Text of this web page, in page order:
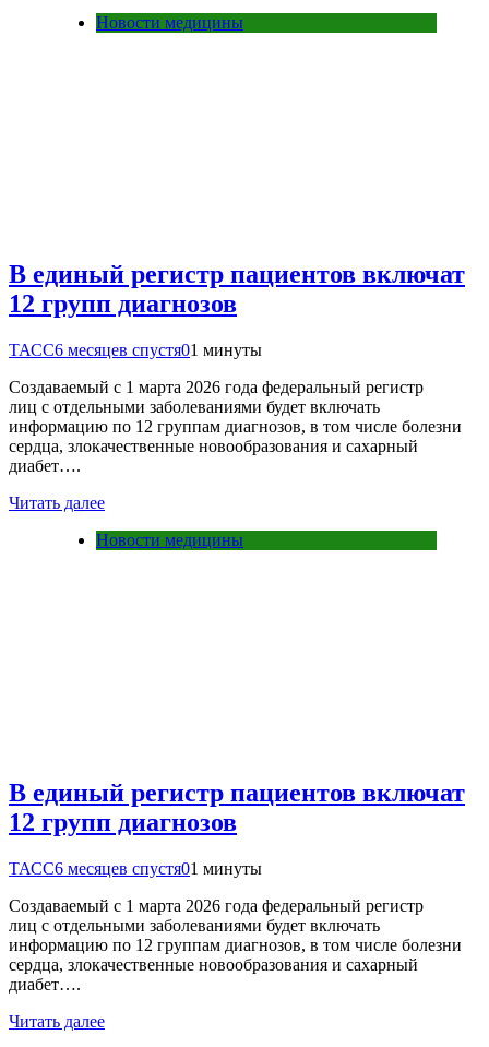
Новости медицины
В единый регистр пациентов включат
12 групп диагнозов
ТАСС6 месяцев спустя01 минуты
Создаваемый с 1 марта 2026 года федеральный регистр
лиц с отдельными заболеваниями будет включать
информацию по 12 группам диагнозов, в том числе болезни
сердца, злокачественные новообразования и сахарный
диабет….
Читать далее
Новости медицины
В единый регистр пациентов включат
12 групп диагнозов
ТАСС6 месяцев спустя01 минуты
Создаваемый с 1 марта 2026 года федеральный регистр
лиц с отдельными заболеваниями будет включать
информацию по 12 группам диагнозов, в том числе болезни
сердца, злокачественные новообразования и сахарный
диабет….
Читать далее